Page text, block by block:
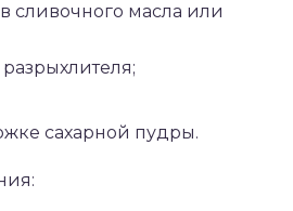
сливочного масла или
сахарной пудры.